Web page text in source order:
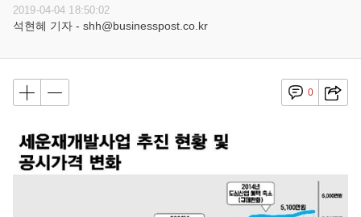
2019-04-04 18:50:02
석현혜 기자 - shh@businesspost.co.kr
0